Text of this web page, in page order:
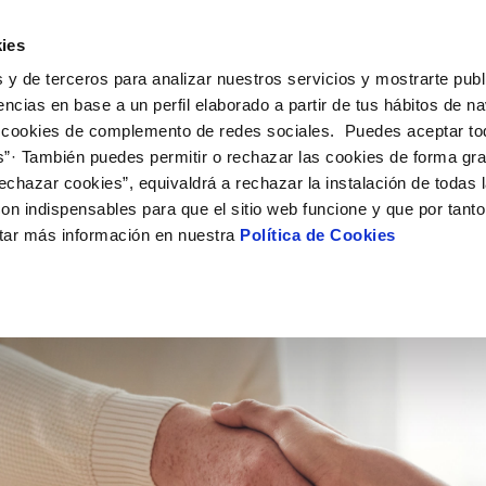
y de terceros para analizar nuestros servicios y mostrarte
en base a un perfil elaborado a partir de tus hábitos de
de complemento de redes sociales. Puedes aceptar
También puedes permitir o rechazar las cookies de forma
cookies”, equivaldrá a rechazar la instalación de todas
indispensables para que el sitio web funcione y que por
más información en nuestra Política de Cookies
de titular
de suministro
MODIFICACIÓN DE DATOS
Actualizar datos bancarios
Actualizar datos de domicilio
VER TODAS LAS GESTIONES
Servicio
AL CLIENTE
contacto
COMPROMISO DE SERVICIO
Arbitraje y mediación
Normativa del servicio
Tu agua
del agua
CUIDADOS DEL AGUA
Consejos de ahorro
Depósitos comunitarios
Conócenos
DE GESTIÓN Y CERTIFICADOS
Nuestros